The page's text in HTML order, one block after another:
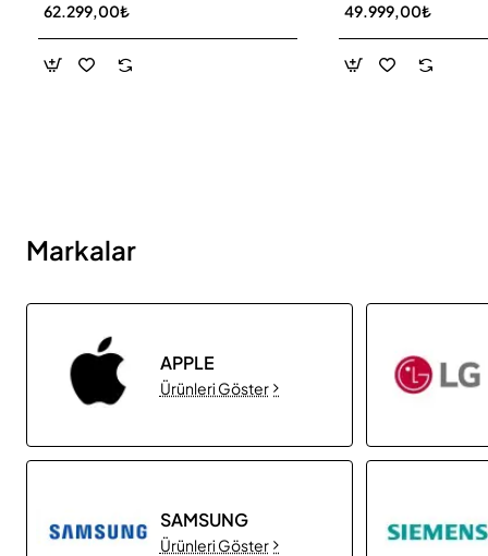
62.299,00₺ 49.999,00₺
Markalar
APPLE
Ürünleri Göster
SAMSUNG
Ürünleri Göster